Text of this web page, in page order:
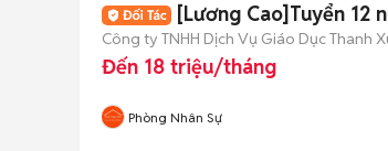
[Lương Cao]Tuyển 12
Công ty TNHH Dịch Vụ Giáo Dục Thanh
Đến 18 triệu/tháng
Phòng Nhân Sự